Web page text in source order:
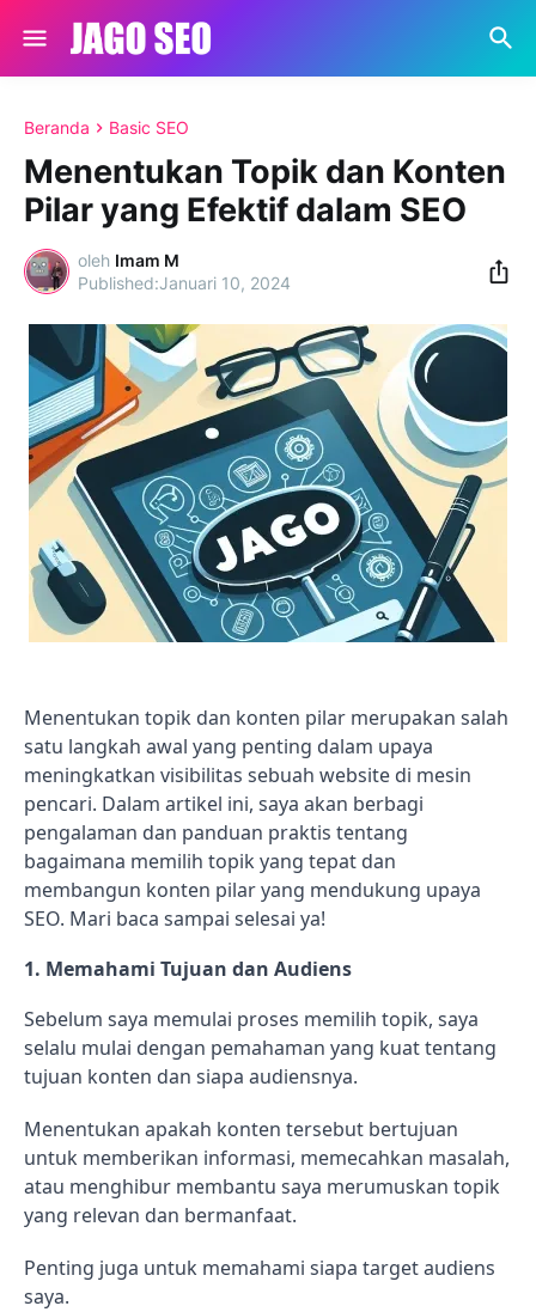
Beranda Basic SEO
Menentukan Topik dan Konten
Pilar yang Efektif dalam SEO
oleh Imam M
Januari 10, 2024
Menentukan topik dan konten pilar merupakan salah
satu langkah awal yang penting dalam upaya
meningkatkan visibilitas sebuah website di mesin
pencari. Dalam artikel ini, saya akan berbagi
pengalaman dan panduan praktis tentang
bagaimana memilih topik yang tepat dan
membangun konten pilar yang mendukung upaya
SEO. Mari baca sampai selesai ya!
1. Memahami Tujuan dan Audiens
Sebelum saya memulai proses memilih topik, saya
selalu mulai dengan pemahaman yang kuat tentang
tujuan konten dan siapa audiensnya.
Menentukan apakah konten tersebut bertujuan
untuk memberikan informasi, memecahkan masalah,
atau menghibur membantu saya merumuskan topik
yang relevan dan bermanfaat.
Penting juga untuk memahami siapa target audiens
saya.